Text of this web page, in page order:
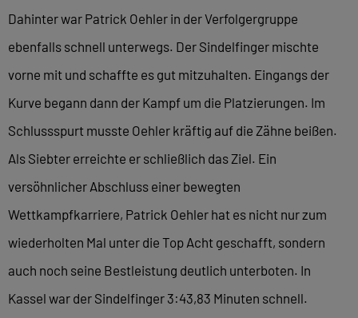
Dahinter war Patrick Oehler in der Verfolgergruppe
ebenfalls schnell unterwegs. Der Sindelfinger mischte
vorne mit und schaffte es gut mitzuhalten. Eingangs der
Kurve begann dann der Kampf um die Platzierungen. Im
Schlussspurt musste Oehler kräftig auf die Zähne beißen.
Als Siebter erreichte er schließlich das Ziel. Ein
versöhnlicher Abschluss einer bewegten
Wettkampfkarriere, Patrick Oehler hat es nicht nur zum
wiederholten Mal unter die Top Acht geschafft, sondern
auch noch seine Bestleistung deutlich unterboten. In
Kassel war der Sindelfinger 3:43,83 Minuten schnell.